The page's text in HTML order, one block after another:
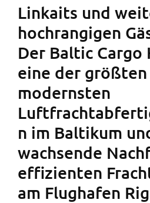
Linkaits und
hochrangigen
Der Baltic Cargo
eine der größten
modernsten
n im Baltikum
wachsende
effizienten
am Flughafen